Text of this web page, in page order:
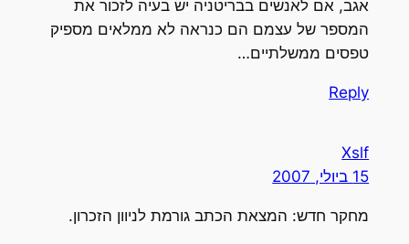
אגב, אם לאנשים בבריטניה יש בעיה לזכור את
המספר של עצמם הם כנראה לא ממלאים מספיק
טפסים ממשלתיים…
Reply
Xslf
15 ביולי, 2007
מחקר חדש: המצאת הכתב גורמת לניוון הזכרון.